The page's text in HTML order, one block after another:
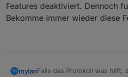
Features deaktiviert. Dennoch
Bekomme immer wieder diese
M mylanFalls das Protokoll was hilft,